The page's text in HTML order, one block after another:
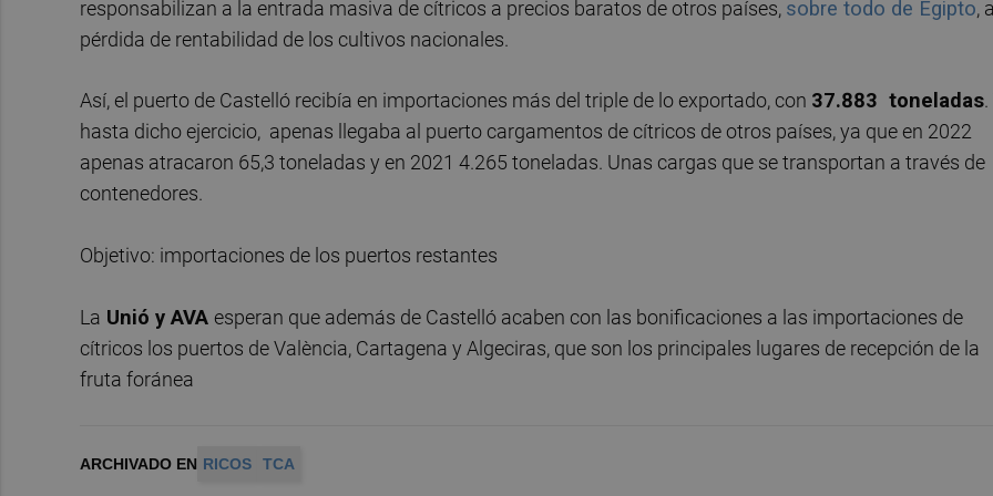
responsabilizan a la entrada masiva de cítricos a precios baratos de otros países, sobre todo de Egipto,
pérdida de rentabilidad de los cultivos nacionales.
Así, el puerto de Castelló recibía en importaciones más del triple de lo exportado, con 37.883 toneladas
hasta dicho ejercicio, apenas llegaba al puerto cargamentos de cítricos de otros países, ya que en 2022
apenas atracaron 65,3 toneladas y en 2021 4.265 toneladas. Unas cargas que se transportan a través de
contenedores.
Objetivo: importaciones de los puertos restantes
La Unió y AVA esperan que además de Castelló acaben con las bonificaciones a las importaciones de
cítricos los puertos de València, Cartagena y Algeciras, que son los principales lugares de recepción de la
fruta foránea
ARCHIVADO EN RICOS TCA